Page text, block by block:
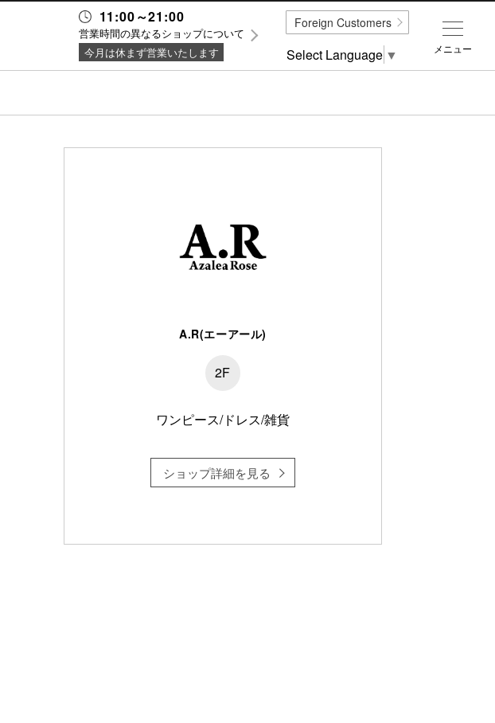
11:00～21:00
営業時間の異なるショップについて
今月は休まず営業いたします
A.R(エーアール)
2F
ワンピース/ドレス/雑貨
ショップ詳細を見る
メニュー
Foreign Customers
Select Language ▼